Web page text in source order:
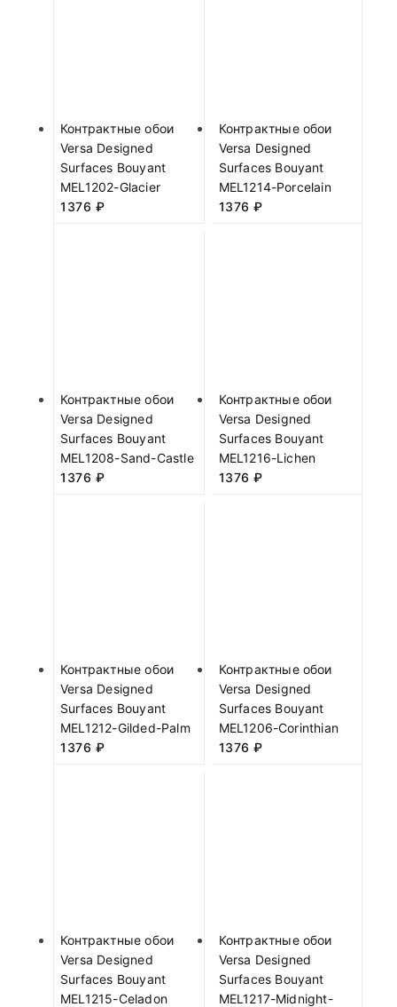
Контрактные обои
Versa Designed
Surfaces Bouyant
MEL1202-Glacier
1376 ₽
Контрактные обои
Versa Designed
Surfaces Bouyant
MEL1214-Porcelain
1376 ₽
Контрактные обои
Versa Designed
Surfaces Bouyant
MEL1208-Sand-Castle
1376 ₽
Контрактные обои
Versa Designed
Surfaces Bouyant
MEL1216-Lichen
1376 ₽
Контрактные обои
Versa Designed
Surfaces Bouyant
MEL1212-Gilded-Palm
1376 ₽
Контрактные обои
Versa Designed
Surfaces Bouyant
MEL1206-Corinthian
1376 ₽
Контрактные обои
Versa Designed
Surfaces Bouyant
MEL1215-Celadon
Контрактные обои
Versa Designed
Surfaces Bouyant
MEL1217-Midnight-